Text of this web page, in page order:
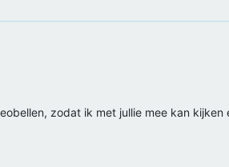
zodat ik met jullie mee kan kijken